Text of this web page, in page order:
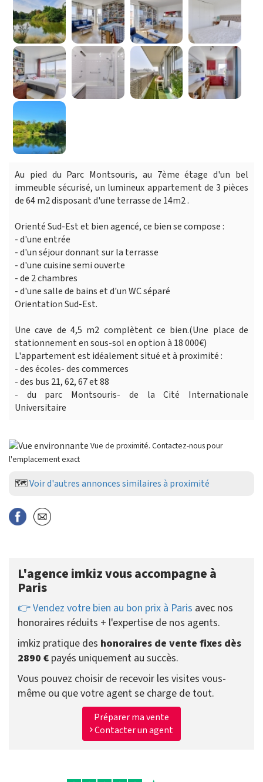
Au pied du Parc Montsouris, au 7ème étage d'un bel
immeuble sécurisé, un lumineux appartement de 3 pièces
de 64 m2 disposant d'une terrasse de 14m2 .
Orienté Sud-Est et bien agencé, ce bien se compose :
- d'une entrée
- d'un séjour donnant sur la terrasse
- d'une cuisine semi ouverte
- de 2 chambres
- d'une salle de bains et d'un WC séparé
Orientation Sud-Est.
Une cave de 4,5 m2 complètent ce bien.(Une place de
stationnement en sous-sol en option à 18 000€)
L'appartement est idéalement situé et à proximité :
- des écoles- des commerces
- des bus 21, 62, 67 et 88
- du parc Montsouris- de la Cité Internationale
Universitaire
Vue de proximité. Contactez-nous pour
l'emplacement exact
🗺️Voir d'autres annonces similaires à proximité
L'agence imkiz vous accompagne à
Paris
👉 Vendez votre bien au bon prix à Paris avec nos
honoraires réduits + l'expertise de nos agents.
imkiz pratique des honoraires de vente fixes dès
2890 € payés uniquement au succès.
Vous pouvez choisir de recevoir les visites vous-
même ou que votre agent se charge de tout.
Préparer ma vente
Contacter un agent